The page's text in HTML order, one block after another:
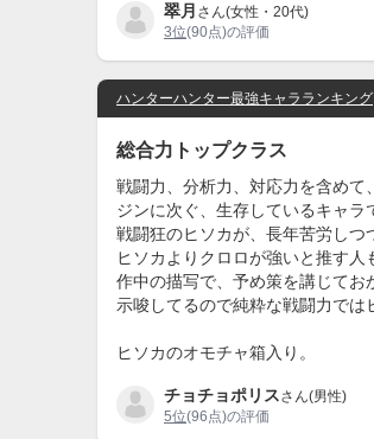
翠月 さん(女性・20代)
3位(90点)の評価
ハンターハンター最強キャラランキング
総合力トップクラス
戦闘力、分析力、対応力を含めて、
ジンに次ぐ、生存しているキャラ
戦闘狂のヒソカが、長年苦労しつ
ヒソカよりクロロが強いと推す人
作中の描写で、予め策を講じて
示唆してるので純粋な戦闘力では
ヒソカのオモチャ箱入り。
チョチョポリスさん(男性)
5位(96点)の評価